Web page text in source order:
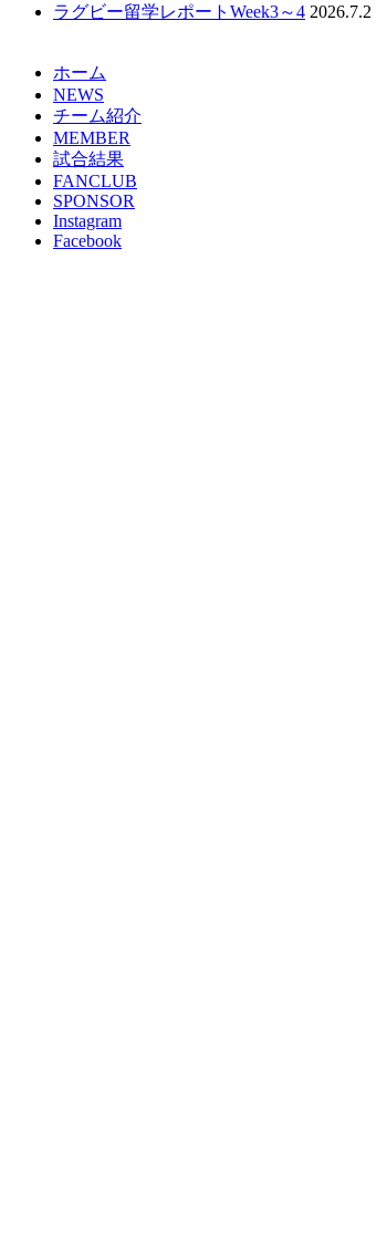
ラグビー留学レポートWeek3～4 2026.7.2
ホーム
NEWS
チーム紹介
MEMBER
試合結果
FANCLUB
SPONSOR
Instagram
Facebook